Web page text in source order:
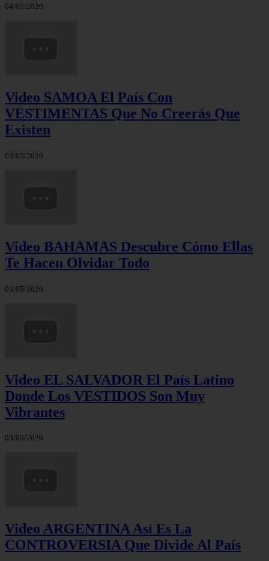
04/05/2026
Video SAMOA El País Con
VESTIMENTAS Que No Creerás Que
Existen
03/05/2026
Video BAHAMAS Descubre Cómo Ellas
Te Hacen Olvidar Todo
03/05/2026
Video EL SALVADOR El País Latino
Donde Los VESTIDOS Son Muy
Vibrantes
03/05/2026
Video ARGENTINA Así Es La
CONTROVERSIA Que Divide Al País